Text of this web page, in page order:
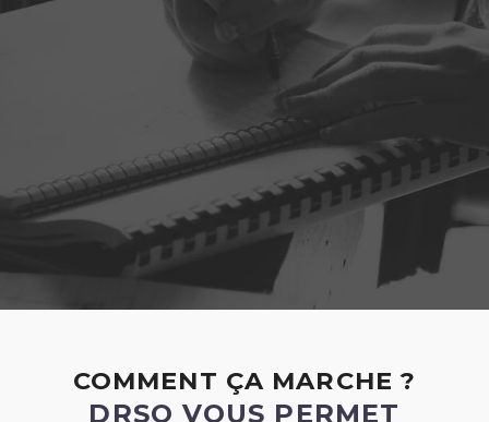
COMMENT ÇA MARCHE ?
DRSO VOUS PERMET